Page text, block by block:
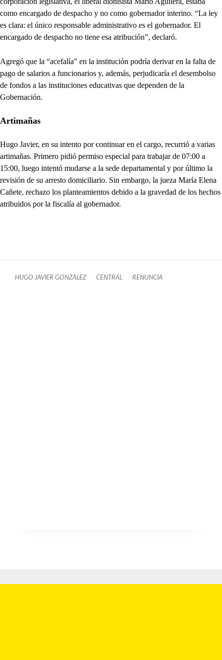
como encargado de despacho y no como gobernador interino. “La ley
es clara: el único responsable administrativo es el gobernador. El
encargado de despacho no tiene esa atribución”, declaró.
Agregó que la “acefalía” en la institución podría derivar en la falta de
pago de salarios a funcionarios y, además, perjudicaría el desembolso
de fondos a las instituciones educativas que dependen de la
Gobernación.
Artimañas
Hugo Javier, en su intento por continuar en el cargo, recurrió a varias
artimañas. Primero pidió permiso especial para trabajar de 07:00 a
15:00, luego intentó mudarse a la sede departamental y por último la
revisión de su arresto domiciliario. Sin embargo, la jueza María Elena
Cañete, rechazo los planteamientos debido a la gravedad de los hechos
atribuidos por la fiscalía al gobernador.
HUGO JAVIER GONZÁLEZ CENTRAL RENUNCIA